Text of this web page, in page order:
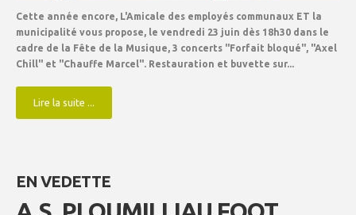
Cette année encore, L'Amicale des employés communaux ET la
municipalité vous propose, le vendredi 23 juin dès 18h30 dans le
cadre de la Fête de la Musique, 3 concerts "Forfait bloqué", "Axel
Chill" et "Chauffe Marcel". Restauration et buvette sur...
Lire la suite ...
EN VEDETTE